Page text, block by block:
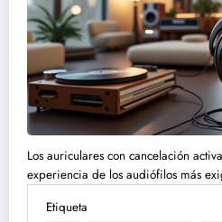
Los auriculares con cancelación
experiencia de los audiófilos más
Etiqueta